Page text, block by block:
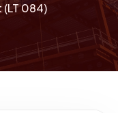
(LT 084)